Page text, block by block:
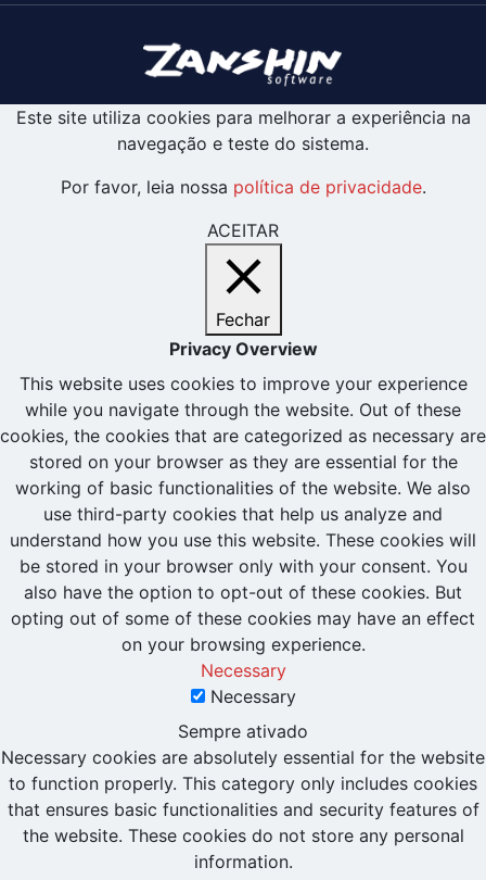
Este site utiliza cookies para melhorar a experiência na
navegação e teste do sistema.
Por favor, leia nossa política de privacidade.
ACEITAR
Fechar
Privacy Overview
This website uses cookies to improve your experience
while you navigate through the website. Out of these
cookies, the cookies that are categorized as necessary are
stored on your browser as they are essential for the
working of basic functionalities of the website. We also
use third-party cookies that help us analyze and
understand how you use this website. These cookies will
be stored in your browser only with your consent. You
also have the option to opt-out of these cookies. But
opting out of some of these cookies may have an effect
on your browsing experience.
Necessary
Necessary
Sempre ativado
Necessary cookies are absolutely essential for the website
to function properly. This category only includes cookies
that ensures basic functionalities and security features of
the website. These cookies do not store any personal
information.